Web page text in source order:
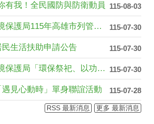
115-08-03
有我！全民國防與防衛動員
115-07-30
高雄市政府環境保護局115年高雄市列管公....
115-07-30
生活扶助申請公告
115-07-30
高雄市政府環境保護局「環保祭祀、以功代金....
115-07-28
見心動時」單身聯誼活動
RSS 最新消息 更多 最新消息